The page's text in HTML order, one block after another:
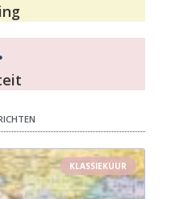
KLASSIEKUUR